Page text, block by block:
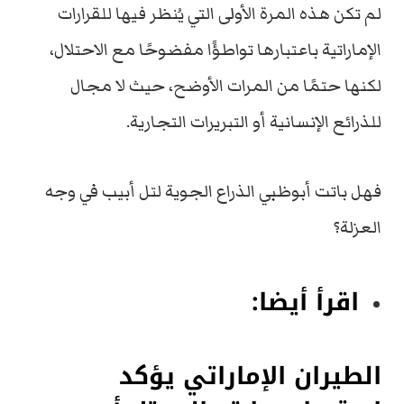
لمتكنهذهالمرةالأولىالتييُنظر فيها للقرارات
الإماراتيةباعتبارهاتواطؤًامفضوحًا مع الاحتلال،
لكنهاحتمًا منالمراتالأوضح،حيثلامجال
للذرائع الإنسانيةأو التبريراتالتجارية.
فهلباتتأبوظبيالذراعالجويةلتلأبيبفيوجه
العزلة؟
اقرأ أيضا:
الطيران الإماراتي يؤكد